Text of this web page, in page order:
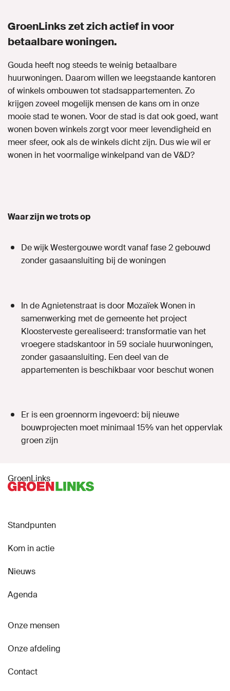
GroenLinks zet zich actief in voor
betaalbare woningen.
Gouda heeft nog steeds te weinig betaalbare
huurwoningen. Daarom willen we leegstaande kantoren
of winkels ombouwen tot stadsappartementen. Zo
krijgen zoveel mogelijk mensen de kans om in onze
mooie stad te wonen. Voor de stad is dat ook goed, want
wonen boven winkels zorgt voor meer levendigheid en
meer sfeer, ook als de winkels dicht zijn. Dus wie wil er
wonen in het voormalige winkelpand van de V&D?
Waar zijn we trots op
De wijk Westergouwe wordt vanaf fase 2 gebouwd
zonder gasaansluiting bij de woningen
In de Agnietenstraat is door Mozaïek Wonen in
samenwerking met de gemeente het project
Kloosterveste gerealiseerd: transformatie van het
vroegere stadskantoor in 59 sociale huurwoningen,
zonder gasaansluiting. Een deel van de
appartementen is beschikbaar voor beschut wonen
Er is een groennorm ingevoerd: bij nieuwe
bouwprojecten moet minimaal 15% van het oppervlak
groen zijn
GroenLinks
Standpunten
Kom in actie
Nieuws
Agenda
Onze mensen
Onze afdeling
Contact
Naar GroenLinks.nl
MIJN GROENLINKS